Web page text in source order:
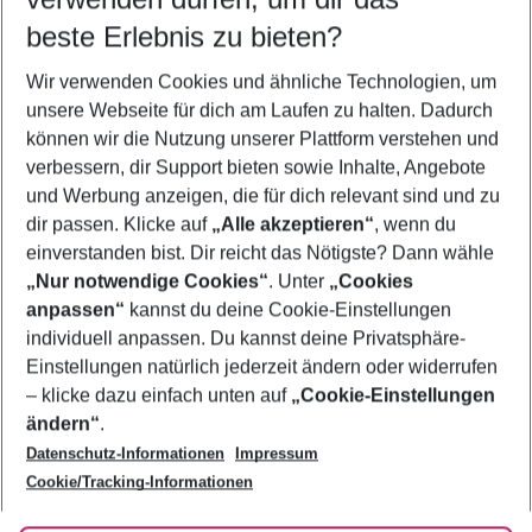
5-8 Nächte
2 Erwachsene Keine Kinder
Mehr Filter anzeigen
Footer
Footer navigation
Über uns
AGB
Bestpreisgarantie
Cookie-Einstellungen ändern
Cookie-Richtlinie
Agenturbetreuung
Barrierefreies Reisen
Folge uns
beste Erlebnis zu bieten?
Wir verwenden Cookies und ähnliche Technologien, um
unsere Webseite für dich am Laufen zu halten. Dadurch
können wir die Nutzung unserer Plattform verstehen und
verbessern, dir Support bieten sowie Inhalte, Angebote
und Werbung anzeigen, die für dich relevant sind und zu
dir passen. Klicke auf „Alle akzeptieren“, wenn du
einverstanden bist. Dir reicht das Nötigste? Dann wähle
„Nur notwendige Cookies“. Unter „Cookies
anpassen“ kannst du deine Cookie-Einstellungen
individuell anpassen. Du kannst deine Privatsphäre-
Einstellungen natürlich jederzeit ändern oder widerrufen
– klicke dazu einfach unten auf „Cookie-Einstellungen
ändern“.
Datenschutz-Informationen
Impressum
Cookie/Tracking-Informationen